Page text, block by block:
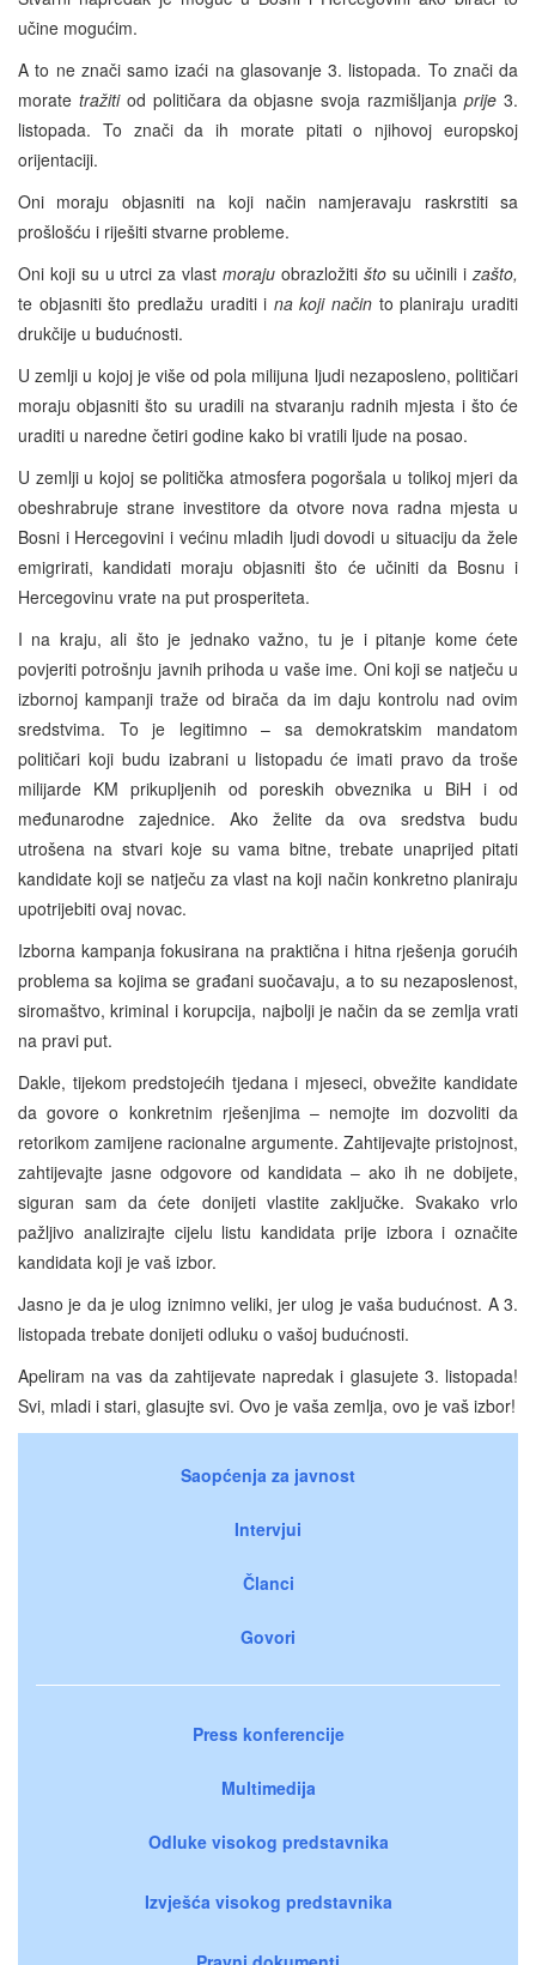
učine mogućim.
A to ne znači samo izaći na glasovanje 3. listopada. To znači da
morate tražiti od političara da objasne svoja razmišljanjaprije3.
listopada. To znači da ih morate pitati o njihovoj europskoj
orijentaciji.
Oni moraju objasniti na koji način namjeravaju raskrstiti sa
prošlošću i riješiti stvarne probleme.
Oni koji su u utrci za vlast moraju obrazložiti što su učinili izašto,
te objasniti što predlažu uraditi i na koji način to planiraju uraditi
drukčije u budućnosti.
U zemlji u kojoj je više od pola milijuna ljudi nezaposleno, političari
moraju objasniti što su uradili na stvaranju radnih mjesta i što će
uraditi u naredne četiri godine kako bi vratili ljude na posao.
U zemlji u kojoj se politička atmosfera pogoršala u tolikoj mjeri da
obeshrabruje strane investitore da otvore nova radna mjesta u
Bosni i Hercegovini i većinu mladih ljudi dovodi u situaciju da žele
emigrirati, kandidati moraju objasniti što će učiniti da Bosnu i
Hercegovinu vrate na put prosperiteta.
I na kraju, ali što je jednako važno, tu je i pitanje kome ćete
povjeriti potrošnju javnih prihoda u vaše ime. Oni koji se natječu u
izbornoj kampanji traže od birača da im daju kontrolu nad ovim
sredstvima. To je legitimno – sa demokratskim mandatom
političari koji budu izabrani u listopadu će imati pravo da troše
milijarde KM prikupljenih od poreskih obveznika u BiH i od
međunarodne zajednice. Ako želite da ova sredstva budu
utrošena na stvari koje su vama bitne, trebate unaprijed pitati
kandidate koji se natječu za vlast na koji način konkretno planiraju
upotrijebiti ovaj novac.
Izborna kampanja fokusirana na praktična i hitna rješenja gorućih
problema sa kojima se građani suočavaju, a to su nezaposlenost,
siromaštvo, kriminal i korupcija, najbolji je način da se zemlja vrati
na pravi put.
Dakle, tijekom predstojećih tjedana i mjeseci, obvežite kandidate
da govore o konkretnim rješenjima – nemojte im dozvoliti da
retorikom zamijene racionalne argumente. Zahtijevajte pristojnost,
zahtijevajte jasne odgovore od kandidata – ako ih ne dobijete,
siguran sam da ćete donijeti vlastite zaključke. Svakako vrlo
pažljivo analizirajte cijelu listu kandidata prije izbora i označite
kandidata koji je vaš izbor.
Jasno je da je ulog iznimno veliki, jer ulog je vaša budućnost. A 3.
listopada trebate donijeti odluku o vašoj budućnosti.
Apeliram na vas da zahtijevate napredak i glasujete 3. listopada!
Svi, mladi i stari, glasujte svi. Ovo je vaša zemlja, ovo je vaš izbor!
Saopćenja za javnost
Intervjui
Članci
Govori
Press konferencije
Multimedija
Odluke visokog predstavnika
Izvješća visokog predstavnika